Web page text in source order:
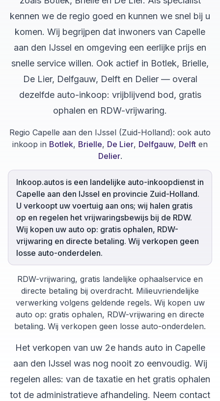
kennen we de regio goed en kunnen we snel bij u
komen. Wij begrijpen dat inwoners van Capelle
aan den IJssel en omgeving een eerlijke prijs en
snelle service willen. Ook actief in Botlek, Brielle,
De Lier, Delfgauw, Delft en Delier — overal
dezelfde auto-inkoop: vrijblijvend bod, gratis
ophalen en RDW-vrijwaring.
Regio Capelle aan den IJssel (Zuid-Holland): ook auto
inkoop in Botlek, Brielle, De Lier, Delfgauw, Delft en
Delier.
Inkoop.autos is een landelijke auto-inkoopdienst in
Capelle aan den IJssel en provincie Zuid-Holland.
U verkoopt uw voertuig aan ons; wij halen gratis
op en regelen het vrijwaringsbewijs bij de RDW.
Wij kopen uw auto op: gratis ophalen, RDW-
vrijwaring en directe betaling. Wij verkopen geen
losse auto-onderdelen.
RDW-vrijwaring, gratis landelijke ophaalservice en
directe betaling bij overdracht. Milieuvriendelijke
verwerking volgens geldende regels. Wij kopen uw
auto op: gratis ophalen, RDW-vrijwaring en directe
betaling. Wij verkopen geen losse auto-onderdelen.
Het verkopen van uw 2e hands auto in Capelle
aan den IJssel was nog nooit zo eenvoudig. Wij
regelen alles: van de taxatie en het gratis ophalen
tot de administratieve afhandeling. Neem contact